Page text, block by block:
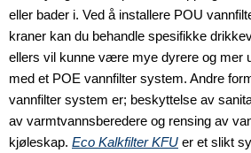
eller bader i. Ved å installere POU
kraner kan du behandle spesifikke
ellers vil kunne være mye dyrere og mer
med et POE vannfilter system. Andre
vannfilter system er; beskyttelse av
av varmtvannsberedere og rensing av
kjøleskap. Eco Kalkfilter KFU er et slikt